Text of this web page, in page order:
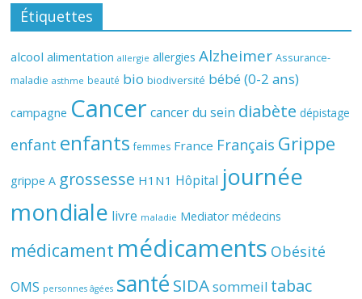
Étiquettes
alcool alimentation allergie allergies Alzheimer Assurance-
maladie asthme beauté bio biodiversité bébé (0-2 ans)
campagne Cancer cancer du sein diabète dépistage
enfant enfants femmes France Français Grippe
grippe A grossesse H1N1 Hôpital journée
mondiale livre maladie Mediator médecins
médicament médicaments Obésité
OMS personnes âgées santé SIDAsommeil tabac